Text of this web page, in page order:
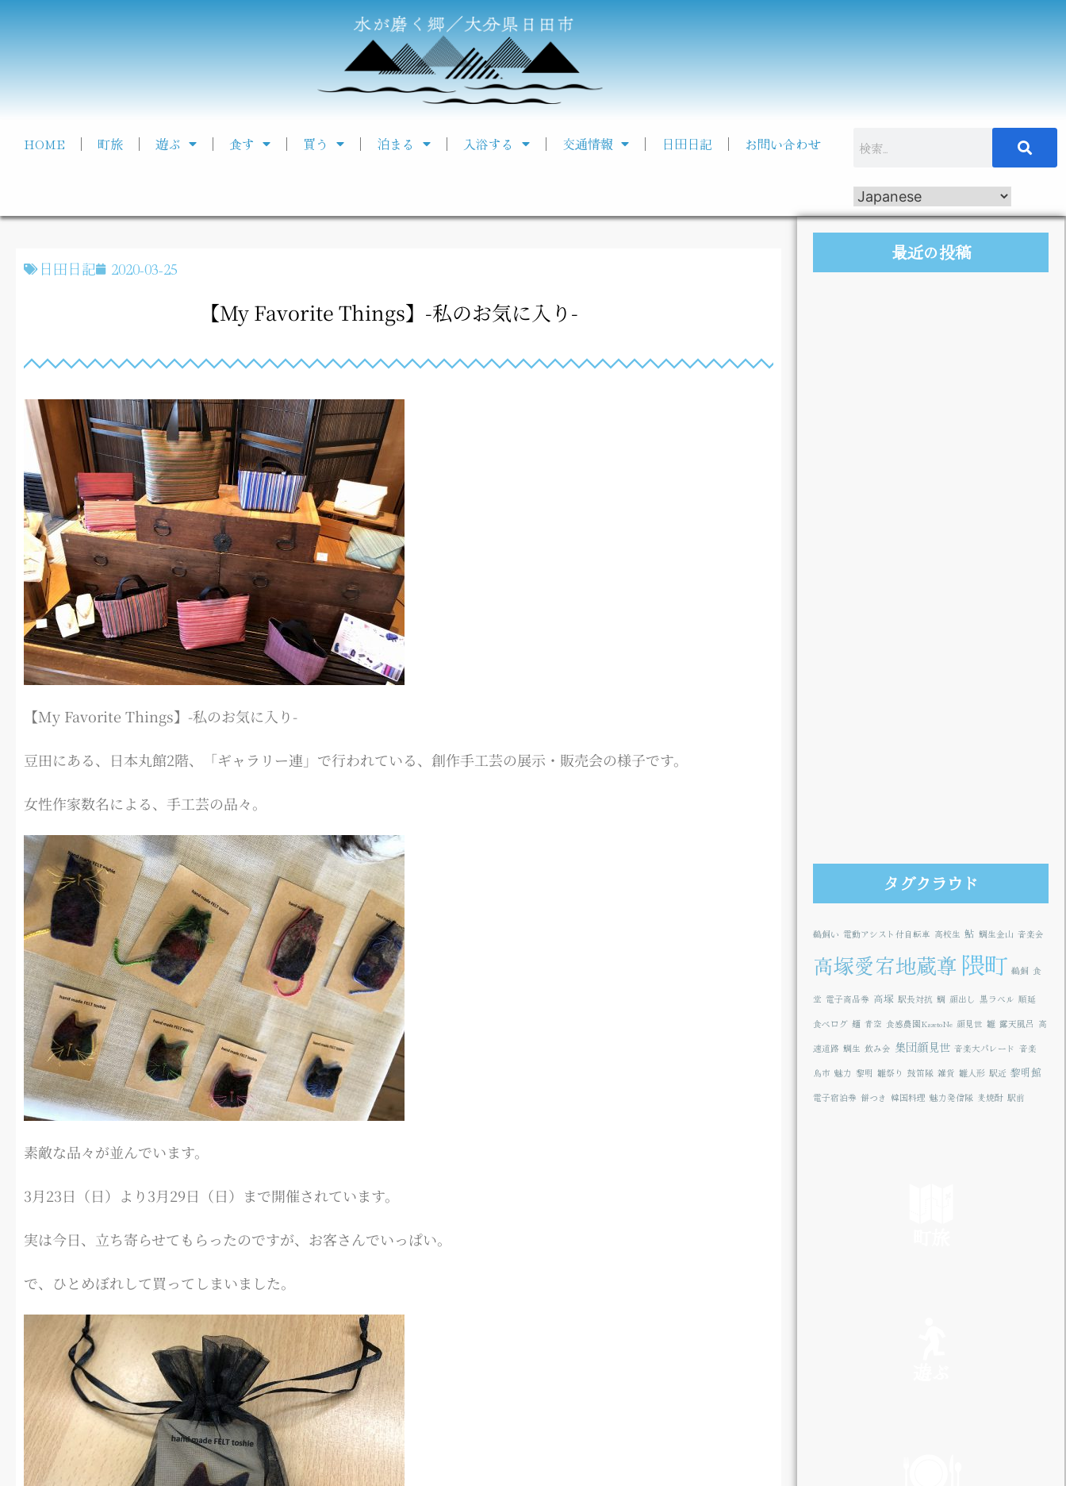
HOME 町旅 遊ぶ 食す 買う 泊まる 入浴する 交通情報 日田日記 お問い合わせ
日田日記 2020-03-25
【My Favorite Things】-私のお気に入り-
【My Favorite Things】-私のお気に入り-
豆田にある、日本丸館2階、「ギャラリー連」で行われている、創作手工芸の展示・販売会の様子です。
女性作家数名による、手工芸の品々。
素敵な品々が並んでいます。
3月23日（日）より3月29日（日）まで開催されています。
実は今日、立ち寄らせてもらったのですが、お客さんでいっぱい。
で、ひとめぼれして買ってしまいました。
最近の投稿
タグクラウド
鵜飼い 電動アシスト付自転車 高校生 鮎 鯛生金山 音楽会
高塚愛宕地蔵尊 隈町 鵜飼 食
堂 電子商品券 高塚 駅長対抗 鯛 顔出し 黒ラベル 順延
食べログ 麺 青空 食感農園KazetoNe 顔見世 雛 露天風呂 高
速道路 鯛生 飲み会 集団顔見世 音楽大パレード 音楽
鳥市 魅力 黎明 雛祭り 鼓笛隊 雑貨 雛人形 駅近 黎明館
電子宿泊券 餅つき 韓国料理 魅力発信隊 麦焼酎 駅前